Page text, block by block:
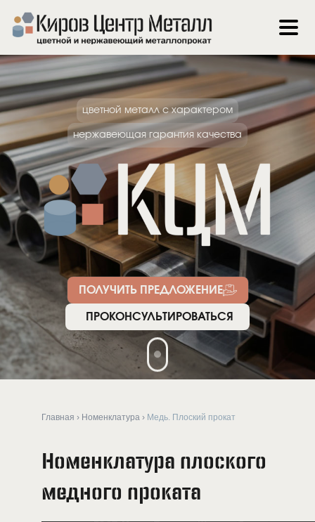
цветной металл с характером
нержавеющая гарантия качества
ПОЛУЧИТЬ ПРЕДЛОЖЕНИЕ
ПРОКОНСУЛЬТИРОВАТЬСЯ
Главная › Номенклатура › Медь. Плоский прокат
Номенклатура плоского
медного проката